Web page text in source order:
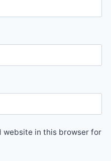
website in this browser for